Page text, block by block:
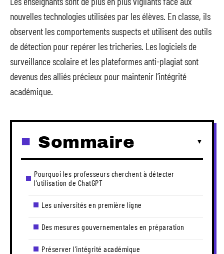
nouvelles technologies utilisées par les élèves. En classe, ils
observent les comportements suspects et utilisent des outils
de détection pour repérer les tricheries. Les logiciels de
surveillance scolaire et les plateformes anti-plagiat sont
devenus des alliés précieux pour maintenir l’intégrité
académique.
Sommaire
Pourquoi les professeurs cherchent à détecter
l’utilisation de ChatGPT
Les universités en première ligne
Des mesures gouvernementales en préparation
Préserver l’intégrité académique